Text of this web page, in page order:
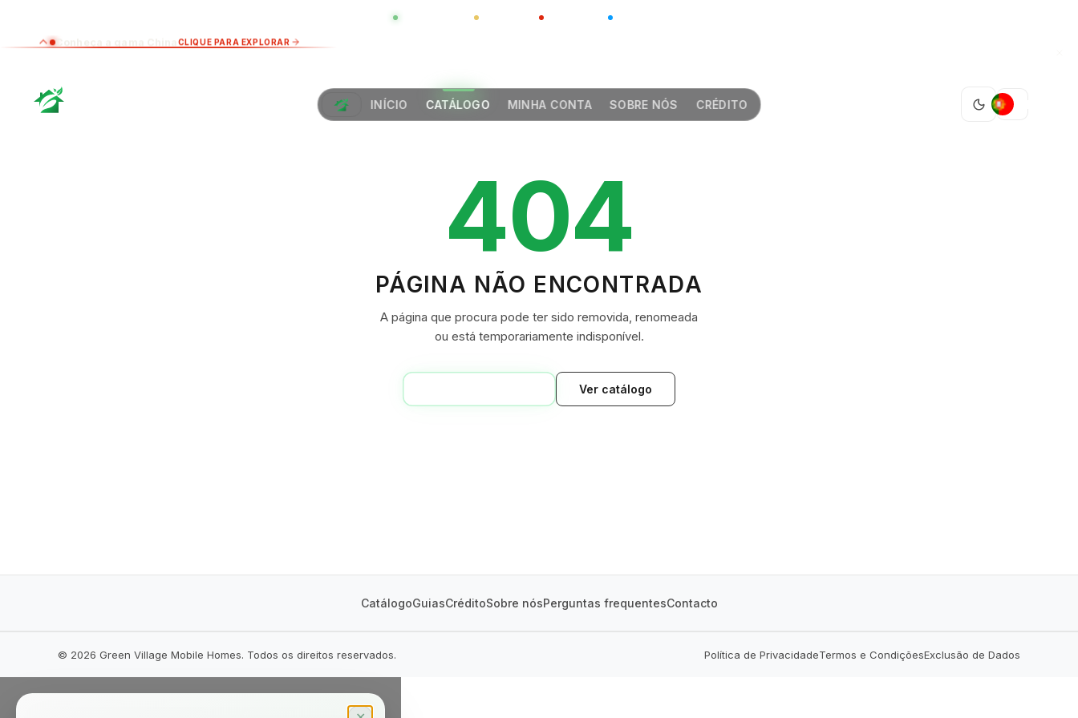
CHINA
INÍCIO CATÁLOGO MINHA CONTA SOBRE NÓS CRÉDITO
GREEN VILLAGE
404
PÁGINA NÃO ENCONTRADA
A página que procura pode ter sido removida, renomeada
ou está temporariamente indisponível.
Ver catálogo
CatálogoGuiasCréditoSobre nósPerguntas frequentesContacto
© 2026 Green Village Mobile Homes. Todos os direitos reservados. Política de PrivacidadeTermos e CondiçõesExclusão de Dados
Conheça a gama China CLIQUE PARA EXPLORAR